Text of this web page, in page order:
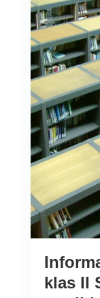
klas II